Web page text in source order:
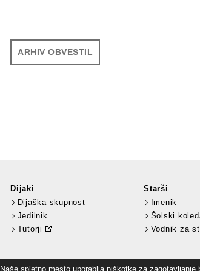
ARHIV OBVESTIL
Dijaki
Dijaška skupnost
Jedilnik
Tutorji
Starši
Imenik
Šolski
Vodnik za
Naše spletno mesto uporablja piškotke za